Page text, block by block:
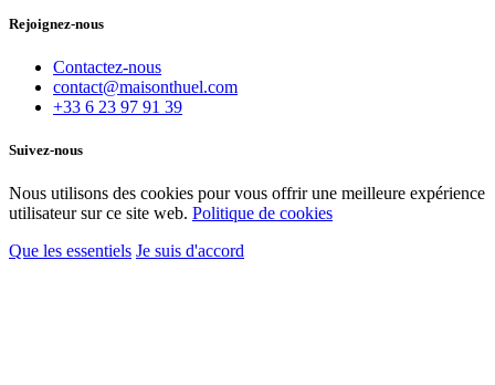
Rejoignez-nous
Contactez-nous
contact@maisonthuel.com
+33 6 23 97 91 39
Suivez-nous
Nous utilisons des cookies pour vous offrir une meilleure expérience
utilisateur sur ce site web. Politique de cookies
Que les essentiels Je suis d'accord